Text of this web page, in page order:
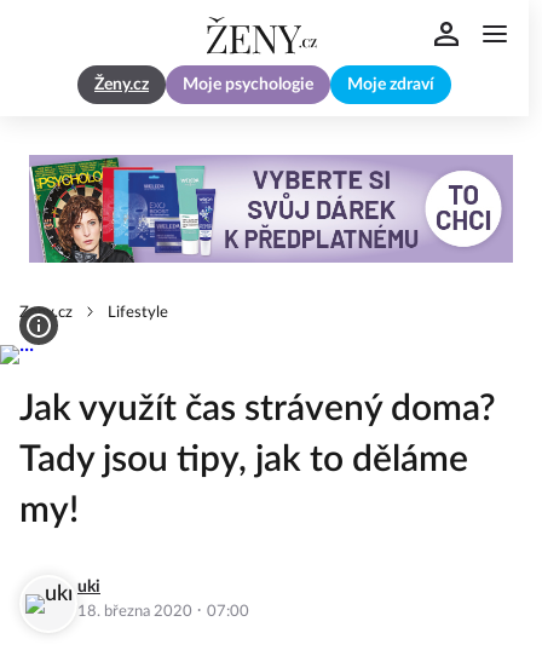
Ženy.cz Moje psychologie Moje zdraví
Zeny.cz Lifestyle
Jak využít čas strávený doma?
Tady jsou tipy, jak to děláme
my!
uki
18. března 2020 · 07:00